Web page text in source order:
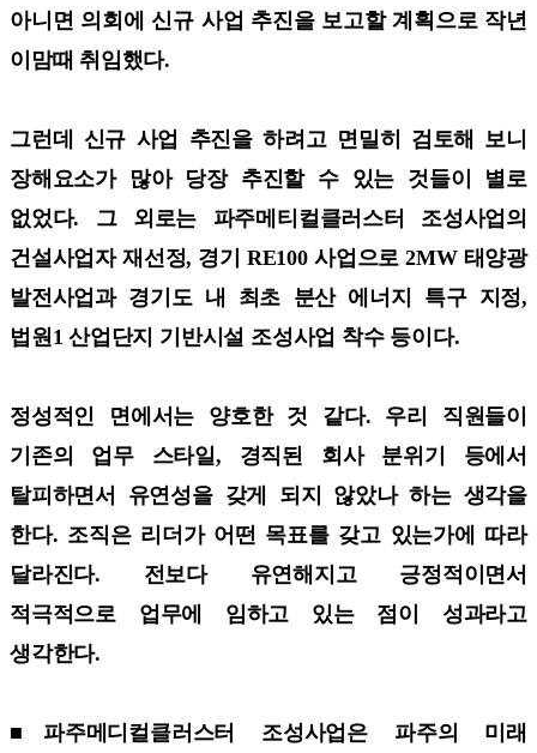
아니면 의회에 신규 사업 추진을 보고할 계획으로 작년
이맘때 취임했다.
그런데 신규 사업 추진을 하려고 면밀히 검토해 보니
장해요소가 많아 당장 추진할 수 있는 것들이 별로
없었다. 그 외로는 파주메티컬클러스터 조성사업의
건설사업자 재선정, 경기 RE100 사업으로 2MW 태양광
발전사업과 경기도 내 최초 분산 에너지 특구 지정,
법원1 산업단지 기반시설 조성사업 착수 등이다.
정성적인 면에서는 양호한 것 같다. 우리 직원들이
기존의 업무 스타일, 경직된 회사 분위기 등에서
탈피하면서 유연성을 갖게 되지 않았나 하는 생각을
한다. 조직은 리더가 어떤 목표를 갖고 있는가에 따라
달라진다. 전보다 유연해지고 긍정적이면서
적극적으로 업무에 임하고 있는 점이 성과라고
생각한다.
■파주메디컬클러스터 조성사업은 파주의 미래